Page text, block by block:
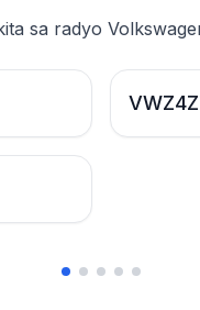
sa radyo